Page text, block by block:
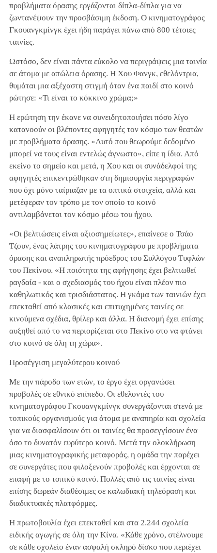
προβλήματα όρασης εργάζονται δίπλα-δίπλα για να
ζωντανέψουν την προσβάσιμη έκδοση. Ο κινηματογράφος
Γκουανγκμίνγκ έχει ήδη παράγει πάνω από 800 τέτοιες
ταινίες.
Ωστόσο, δεν είναι πάντα εύκολο να περιγράψεις μια ταινία
σε άτομα με απώλεια όρασης. Η Χου Φανγκ, εθελόντρια,
θυμάται μια αξέχαστη στιγμή όταν ένα παιδί στο κοινό
ρώτησε: «Τι είναι το κόκκινο χρώμα;»
Η ερώτηση την έκανε να συνειδητοποιήσει πόσο λίγο
κατανοούν οι βλέποντες αφηγητές τον κόσμο των θεατών
με προβλήματα όρασης. «Αυτό που θεωρούμε δεδομένο
μπορεί να τους είναι εντελώς άγνωστο», είπε η ίδια. Από
εκείνο το σημείο και μετά, η Χου και οι συνάδελφοί της
αφηγητές επικεντρώθηκαν στη δημιουργία περιγραφών
που όχι μόνο ταίριαζαν με τα οπτικά στοιχεία, αλλά και
μετέφεραν τον τρόπο με τον οποίο το κοινό
αντιλαμβάνεται τον κόσμο μέσω του ήχου.
«Οι βελτιώσεις είναι αξιοσημείωτες», επαίνεσε ο Τσάο
Τζουν, ένας λάτρης του κινηματογράφου με προβλήματα
όρασης και αναπληρωτής πρόεδρος του Συλλόγου Τυφλών
του Πεκίνου. «Η ποιότητα της αφήγησης έχει βελτιωθεί
ραγδαία - και ο σχεδιασμός του ήχου είναι πλέον πιο
καθηλωτικός και τρισδιάστατος. Η γκάμα των ταινιών έχει
επεκταθεί από κλασικές και επιτυχημένες ταινίες σε
κινούμενα σχέδια, θρίλερ και άλλα. Η διανομή έχει επίσης
αυξηθεί από το να περιορίζεται στο Πεκίνο στο να φτάνει
στο κοινό σε όλη τη χώρα».
Προσέγγιση μεγαλύτερου κοινού
Με την πάροδο των ετών, το έργο έχει οργανώσει
προβολές σε εθνικό επίπεδο. Οι εθελοντές του
κινηματογράφου Γκουανγκμίνγκ συνεργάζονται στενά με
τοπικούς οργανισμούς για άτομα με αναπηρία και σχολεία
για να διασφαλίσουν ότι οι ταινίες θα προσεγγίσουν ένα
όσο το δυνατόν ευρύτερο κοινό. Μετά την ολοκλήρωση
μιας κινηματογραφικής μεταφοράς, η ομάδα την παρέχει
σε συνεργάτες που φιλοξενούν προβολές και έρχονται σε
επαφή με το τοπικό κοινό. Πολλές από τις ταινίες είναι
επίσης δωρεάν διαθέσιμες σε καλωδιακή τηλεόραση και
διαδικτυακές πλατφόρμες.
Η πρωτοβουλία έχει επεκταθεί και στα 2.244 σχολεία
ειδικής αγωγής σε όλη την Κίνα. «Κάθε χρόνο, στέλνουμε
σε κάθε σχολείο έναν ασφαλή σκληρό δίσκο που περιέχει